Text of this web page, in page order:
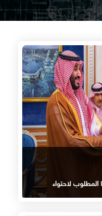
المطلوب لاحتواء